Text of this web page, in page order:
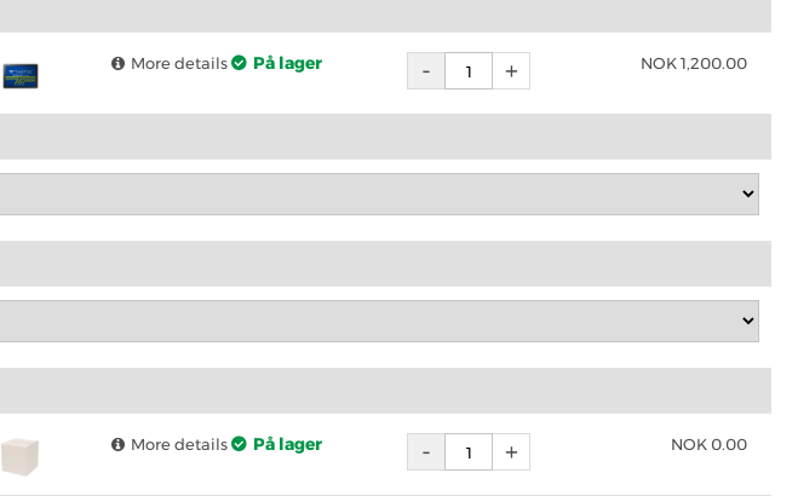
More details På lager NOK1,200.00
More details På lager NOK 0.00